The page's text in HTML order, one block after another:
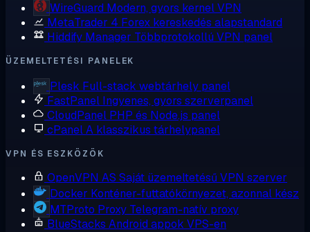
WireGuard Modern, gyors kernel VPN
MetaTrader 4 Forex kereskedés alapstandard
Hiddify Manager Többprotokollú VPN panel
ÜZEMELTETÉSI PANELEK
Plesk Full-stack webtárhely panel
FastPanel Ingyenes, gyors szerverpanel
CloudPanel PHP és Node.js panel
cPanelA klasszikus tárhelypanel
VPN ÉS ESZKÖZÖK
OpenVPN AS Saját üzemeltetésű VPN szerver
Docker Konténer-futtatókörnyezet, azonnal kész
MTProto Proxy Telegram-natív proxy
BlueStacks Android appok VPS-en